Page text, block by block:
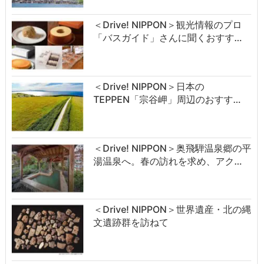
＜Drive! NIPPON＞観光情報のプロ
「バスガイド」さんに聞くおすす…
＜Drive! NIPPON＞日本の
TEPPEN「宗谷岬」周辺のおすす…
＜Drive! NIPPON＞奥飛騨温泉郷の平
湯温泉へ。春の訪れを求め、アク…
＜Drive! NIPPON＞世界遺産・北の縄
文遺跡群を訪ねて